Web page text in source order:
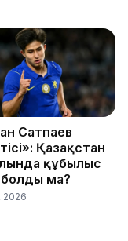
Сатпаев
Қазақстан
құбылыс
ма?
2026